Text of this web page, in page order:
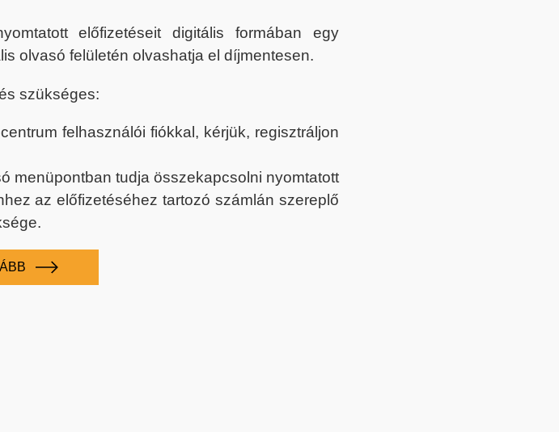
előfizetéseit digitális formában egy
olvasó felületén olvashatja el díjmentesen.
szükséges:
felhasználói fiókkal, kérjük, regisztráljon
menüpontban tudja összekapcsolni nyomtatott
az előfizetéséhez tartozó számlán szereplő